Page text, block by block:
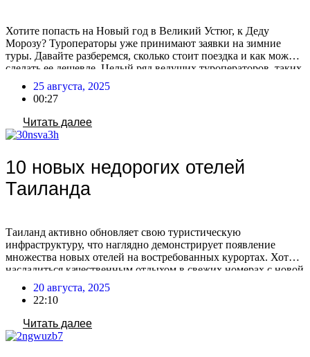
Хотите попасть на Новый год в Великий Устюг, к Деду
Морозу? Туроператоры уже принимают заявки на зимние
туры. Давайте разберемся, сколько стоит поездка и как можно
сделать ее дешевле. Целый ряд ведущих туроператоров, таких
как «Интурист», Coral Travel, «Дельфин», АЛЕАН,
FUN&SUN, «Мультитур», Anex и «Русский Экспресс», уже
начали принимать заявки на туры в Вотчину Деда […]
25 августа, 2025
00:27
Читать далее
10 новых недорогих отелей
Таиланда
Таиланд активно обновляет свою туристическую
инфраструктуру, что наглядно демонстрирует появление
множества новых отелей на востребованных курортах. Хотите
насладиться качественным отдыхом в свежих номерах с новой
техникой и современными интерьерами по отличной цене?
Предлагаем 10 новых недорогих отелей Таиланда по
отличной цене. Паттайя 1. LHC Hotel & Resort 4* Отель
открыт в 2023 году. Состоит из […]
20 августа, 2025
22:10
Читать далее